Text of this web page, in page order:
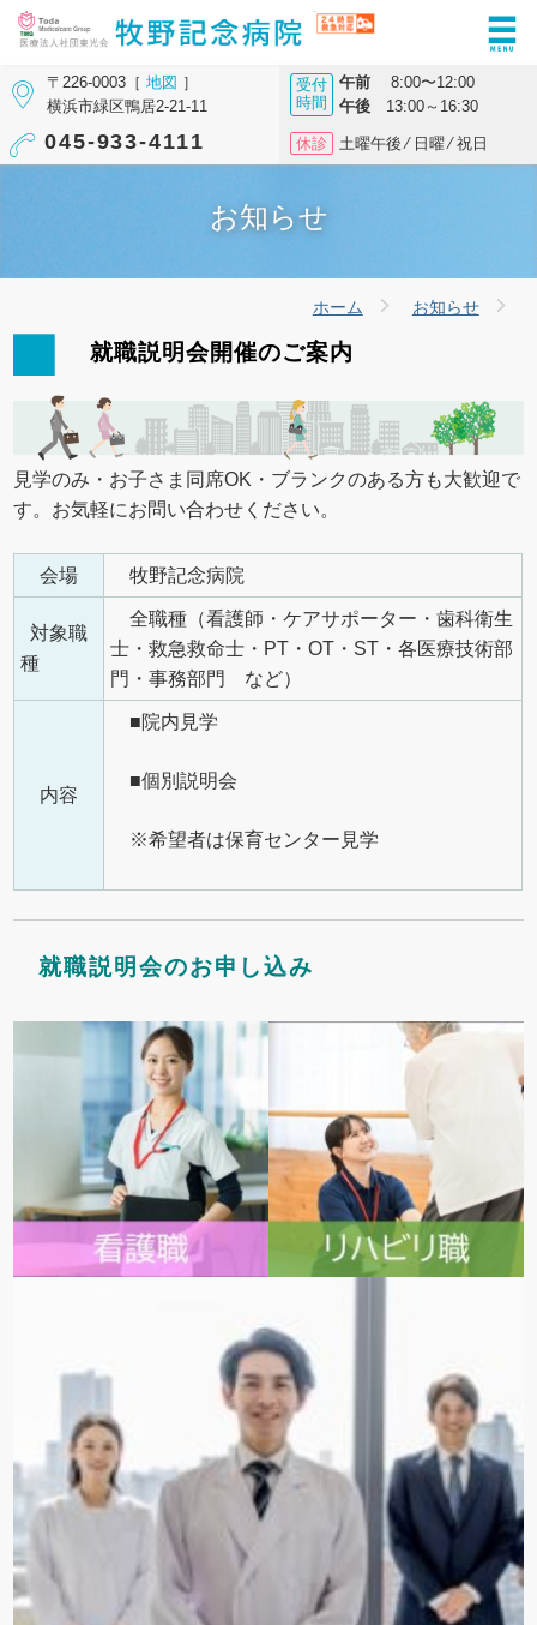
〒226-0003［地図 ］
横浜市緑区鴨居2-21-11
045-933-4111
受付
時間
午前8:00〜12:00
午後13:00～16:30
休診 土曜午後 ⁄ 日曜 ⁄ 祝日
お知らせ
ホーム お知らせ
就職説明会開催のご案内
見学のみ・お子さま同席OK・ブランクのある方も大歓迎で
す。お気軽にお問い合わせください。
会場 牧野記念病院
対象職
種
全職種（看護師・ケアサポーター・歯科衛生
士・救急救命士・PT・OT・ST・各医療技術部
門・事務部門 など）
内容
■院内見学
■個別説明会
※希望者は保育センター見学
就職説明会のお申し込み